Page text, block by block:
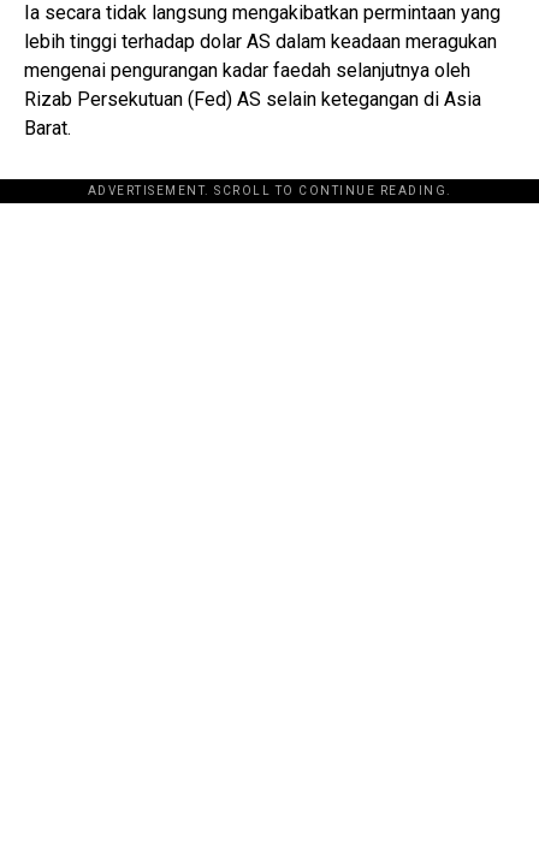
Ia secara tidak langsung mengakibatkan permintaan yang
lebih tinggi terhadap dolar AS dalam keadaan meragukan
mengenai pengurangan kadar faedah selanjutnya oleh
Rizab Persekutuan (Fed) AS selain ketegangan di Asia
Barat.
ADVERTISEMENT. SCROLL TO CONTINUE READING.